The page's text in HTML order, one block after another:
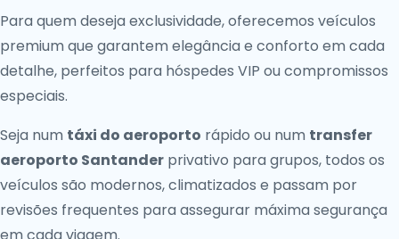
Para quem deseja exclusividade, oferecemos veículos
premium que garantem elegância e conforto em cada
detalhe, perfeitos para hóspedes VIP ou compromissos
especiais.
Seja num táxi do aeroporto rápido ou num transfer
aeroporto Santander privativo para grupos, todos os
veículos são modernos, climatizados e passam por
revisões frequentes para assegurar máxima segurança